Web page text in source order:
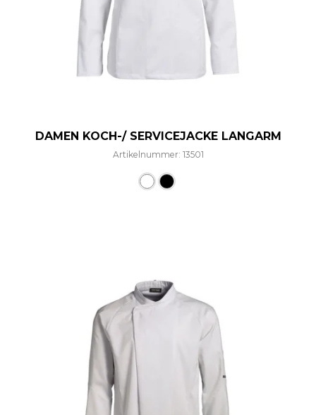
DAMEN KOCH-/ SERVICEJACKE LANGARM
Artikelnummer: 13501